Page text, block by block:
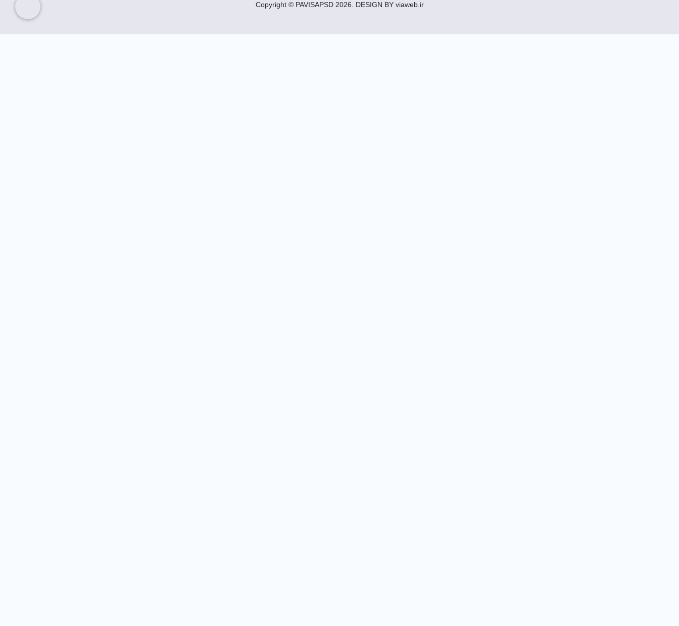
Copyright © PAVISAPSD 2026 . DESIGN BY viaweb.ir